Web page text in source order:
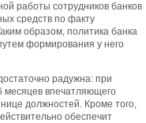
работы сотрудников банков
средств по факту
образом, политика банка
формирования у него
радужна: при
месяцев впечатляющего
должностей. Кроме того,
обеспечит